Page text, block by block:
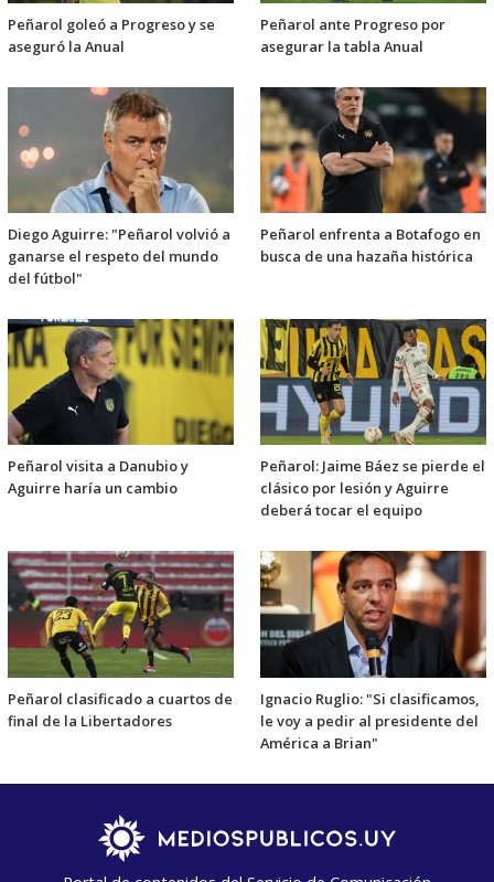
Peñarol goleó a Progreso y se
aseguró la Anual
Peñarol ante Progreso por
asegurar la tabla Anual
Diego Aguirre: "Peñarol volvió a
ganarse el respeto del mundo
del fútbol"
Peñarol enfrenta a Botafogo en
busca de una hazaña histórica
Peñarol visita a Danubio y
Aguirre haría un cambio
Peñarol: Jaime Báez se pierde el
clásico por lesión y Aguirre
deberá tocar el equipo
Peñarol clasificado a cuartos de
final de la Libertadores
Ignacio Ruglio: "Si clasificamos,
le voy a pedir al presidente del
América a Brian"